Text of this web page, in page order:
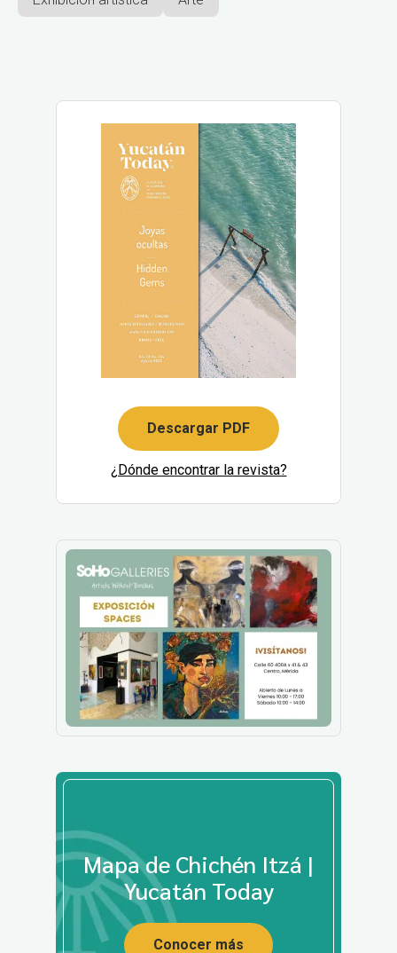
Descargar PDF
¿Dónde encontrar la revista?
Mapa de Chichén Itzá |
Yucatán Today
Conocer más